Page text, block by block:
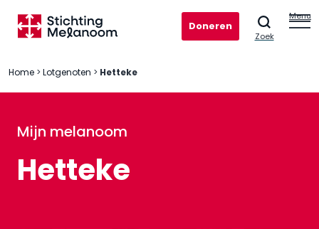
Doneren
Zoek
Menu
Home > Lotgenoten > Hetteke
Mijn melanoom
Hetteke